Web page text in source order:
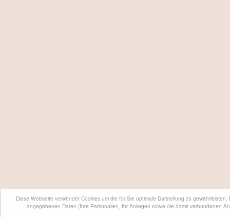
Diese Webseite verwendet Cookies um die für Sie optimale Darstellung zu
angegebenen Daten (Ihre Personalien, Ihr Anliegen sowie die damit verbundenen